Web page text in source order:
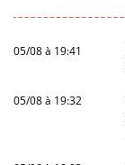
05/08 à 19:41
05/08 à 19:32